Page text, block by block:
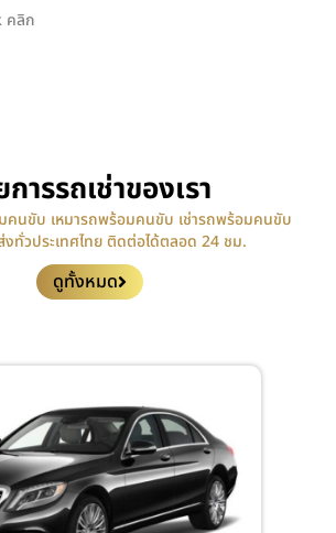
คลิก
การรถเช่าของเรา
คนขับ เหมารถพร้อมคนขับ เช่ารถพร้อมคนขับ
งทั่วประเทศไทย ติดต่อได้ตลอด 24 ชม.
ดูทั้งหมด